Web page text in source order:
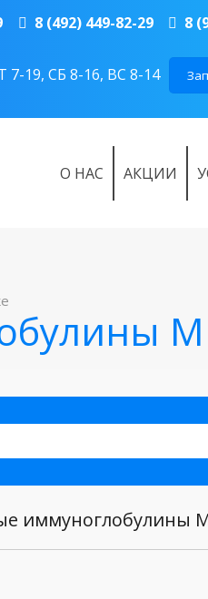
8 (492) 449-82-29 8
7-19, СБ 8-16, ВС 8-14
О НАС АКЦИИ
M
иммуноглобулины